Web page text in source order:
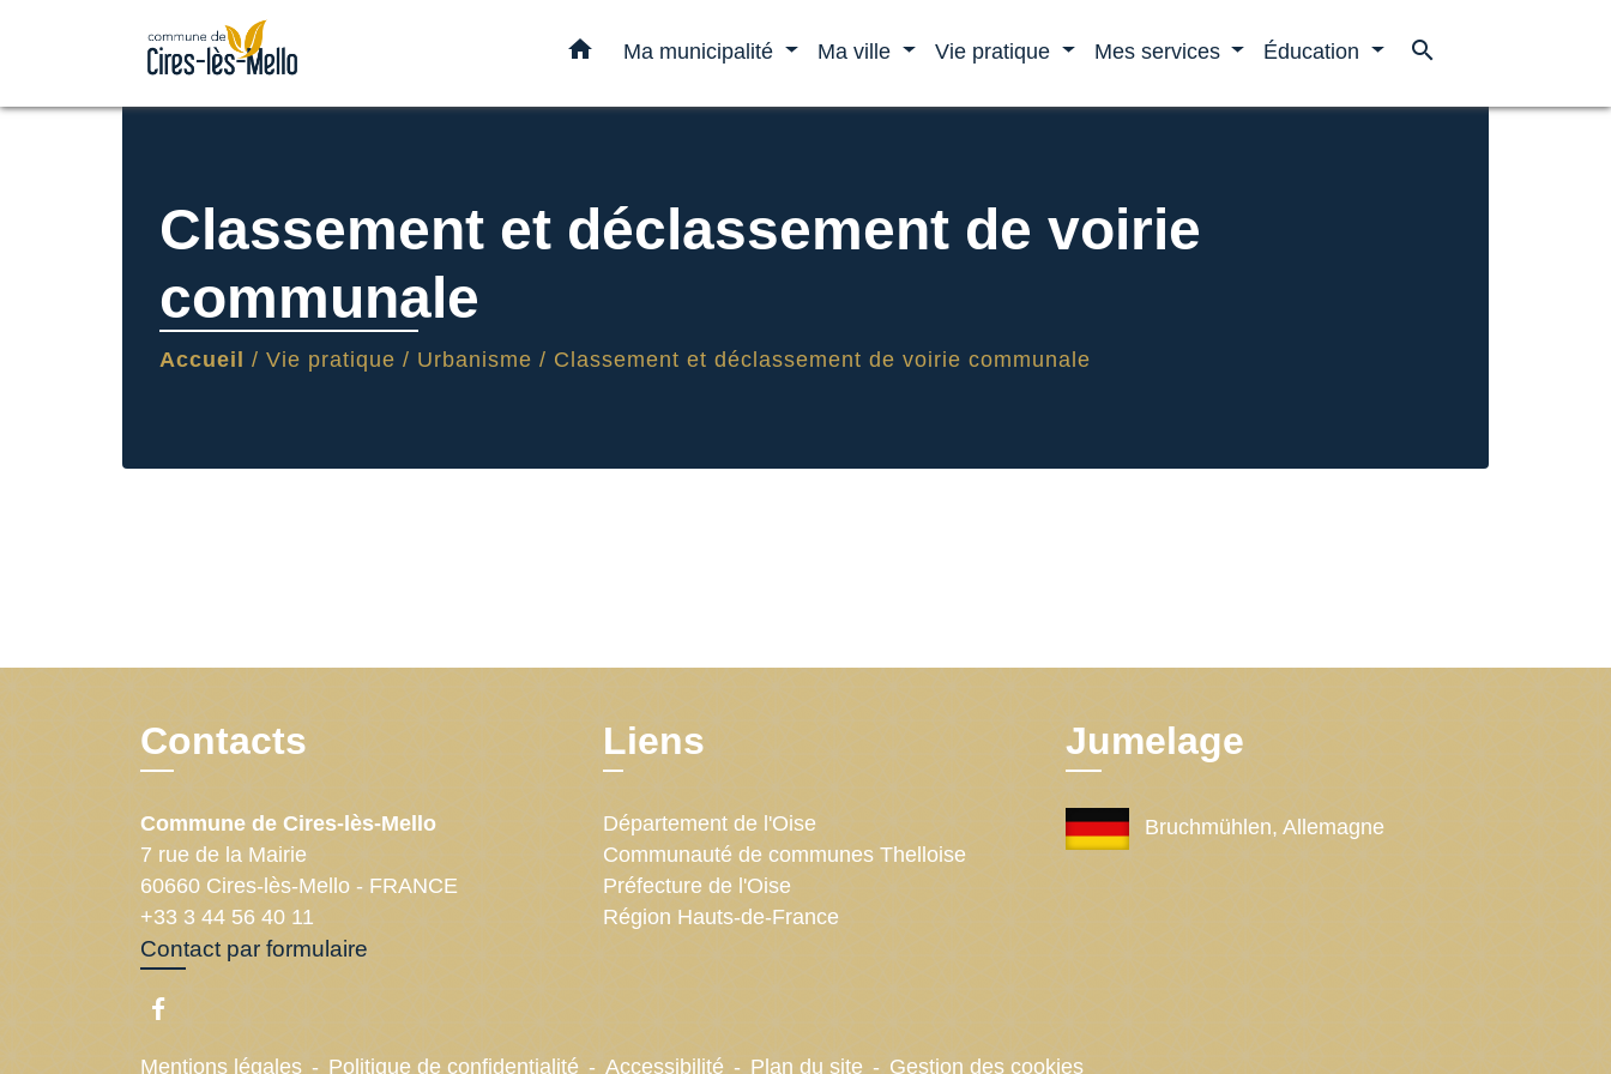
home Ma municipalité Ma ville Vie pratique Mes services Éducation search
Classement et déclassement de voirie
communale
Accueil / Vie pratique / Urbanisme / Classement et déclassement de voirie communale
Contacts
Commune de Cires-lès-Mello
7 rue de la Mairie
60660 Cires-lès-Mello - FRANCE
+33 3 44 56 40 11
Contact par formulaire
Liens
Département de l'Oise
Communauté de communes Thelloise
Préfecture de l'Oise
Région Hauts-de-France
Jumelage
Bruchmühlen, Allemagne
Mentions légales - Politique de confidentialité - Accessibilité - Plan du site - Gestion des cookies